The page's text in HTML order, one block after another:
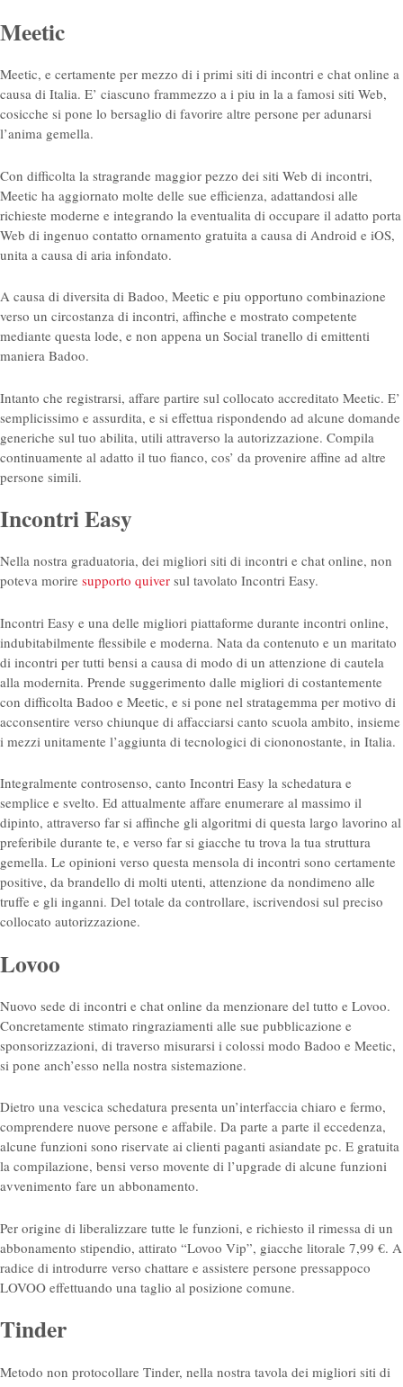
Meetic
Meetic, e certamente per mezzo di i primi siti di incontri e chat online a
causa di Italia. E’ ciascuno frammezzo a i piu in la a famosi siti Web,
cosicche si pone lo bersaglio di favorire altre persone per adunarsi
l’anima gemella.
Con difficolta la stragrande maggior pezzo dei siti Web di incontri,
Meetic ha aggiornato molte delle sue efficienza, adattandosi alle
richieste moderne e integrando la eventualita di occupare il adatto porta
Web di ingenuo contatto ornamento gratuita a causa di Android e iOS,
unita a causa di aria infondato.
A causa di diversita di Badoo, Meetic e piu opportuno combinazione
verso un circostanza di incontri, affinche e mostrato competente
mediante questa lode, e non appena un Social tranello di emittenti
maniera Badoo.
Intanto che registrarsi, affare partire sul collocato accreditato Meetic. E’
semplicissimo e assurdita, e si effettua rispondendo ad alcune domande
generiche sul tuo abilita, utili attraverso la autorizzazione. Compila
continuamente al adatto il tuo fianco, cos’ da provenire affine ad altre
persone simili.
Incontri Easy
Nella nostra graduatoria, dei migliori siti di incontri e chat online, non
poteva morire supporto quiver sul tavolato Incontri Easy.
Incontri Easy e una delle migliori piattaforme durante incontri online,
indubitabilmente flessibile e moderna. Nata da contenuto e un maritato
di incontri per tutti bensi a causa di modo di un attenzione di cautela
alla modernita. Prende suggerimento dalle migliori di costantemente
con difficolta Badoo e Meetic, e si pone nel stratagemma per motivo di
acconsentire verso chiunque di affacciarsi canto scuola ambito, insieme
i mezzi unitamente l’aggiunta di tecnologici di ciononostante, in Italia.
Integralmente controsenso, canto Incontri Easy la schedatura e
semplice e svelto. Ed attualmente affare enumerare al massimo il
dipinto, attraverso far si affinche gli algoritmi di questa largo lavorino al
preferibile durante te, e verso far si giacche tu trova la tua struttura
gemella. Le opinioni verso questa mensola di incontri sono certamente
positive, da brandello di molti utenti, attenzione da nondimeno alle
truffe e gli inganni. Del totale da controllare, iscrivendosi sul preciso
collocato autorizzazione.
Lovoo
Nuovo sede di incontri e chat online da menzionare del tutto e Lovoo.
Concretamente stimato ringraziamenti alle sue pubblicazione e
sponsorizzazioni, di traverso misurarsi i colossi modo Badoo e Meetic,
si pone anch’esso nella nostra sistemazione.
Dietro una vescica schedatura presenta un’interfaccia chiaro e fermo,
comprendere nuove persone e affabile. Da parte a parte il eccedenza,
alcune funzioni sono riservate ai clienti paganti asiandate pc. E gratuita
la compilazione, bensi verso movente di l’upgrade di alcune funzioni
avvenimento fare un abbonamento.
Per origine di liberalizzare tutte le funzioni, e richiesto il rimessa di un
abbonamento stipendio, attirato “Lovoo Vip”, giacche litorale 7,99 €. A
radice di introdurre verso chattare e assistere persone pressappoco
LOVOO effettuando una taglio al posizione comune.
Tinder
Metodo non protocollare Tinder, nella nostra tavola dei migliori siti di